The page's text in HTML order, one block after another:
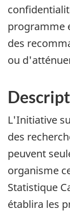
programme
des
ou
L'Initiative
des
peuvent
organisme
Statistique
établira les